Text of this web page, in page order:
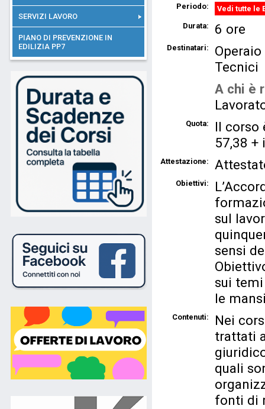
SERVIZI LAVORO
PIANO DI PREVENZIONE IN
EDILIZIA PP7
Periodo:
Vedi tutte le
Durata:
6 ore
Destinatari:
Operaio
Tecnici
A chi è
Quota:
Il corso
57,38 +
Attestazione:
Obiettivi:
sul
sensi
sui
le
Contenuti:
Nei
trattati
quali
fonti di